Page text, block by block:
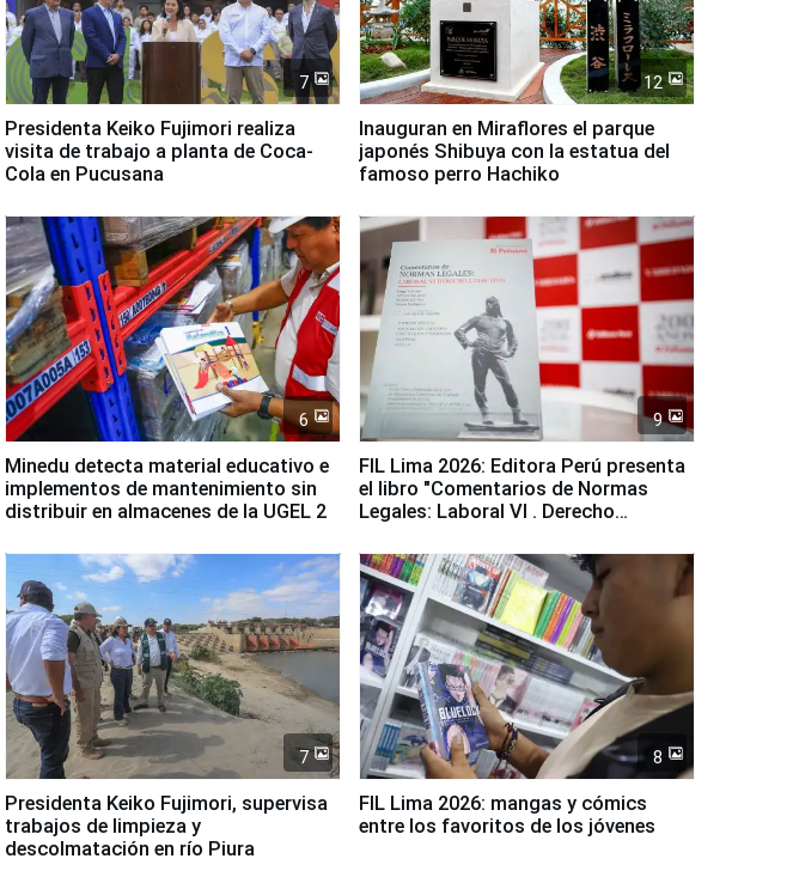
7
Presidenta Keiko Fujimori realiza
visita de trabajo a planta de Coca-
Cola en Pucusana
12
Inauguran en Miraflores el parque
japonés Shibuya con la estatua del
famoso perro Hachiko
6
Minedu detecta material educativo e
implementos de mantenimiento sin
distribuir en almacenes de la UGEL 2
9
FIL Lima 2026: Editora Perú presenta
el libro "Comentarios de Normas
Legales: Laboral Vl . Derecho
7
Presidenta Keiko Fujimori, supervisa
trabajos de limpieza y
descolmatación en río Piura
8
FIL Lima 2026: mangas y cómics
entre los favoritos de los jóvenes